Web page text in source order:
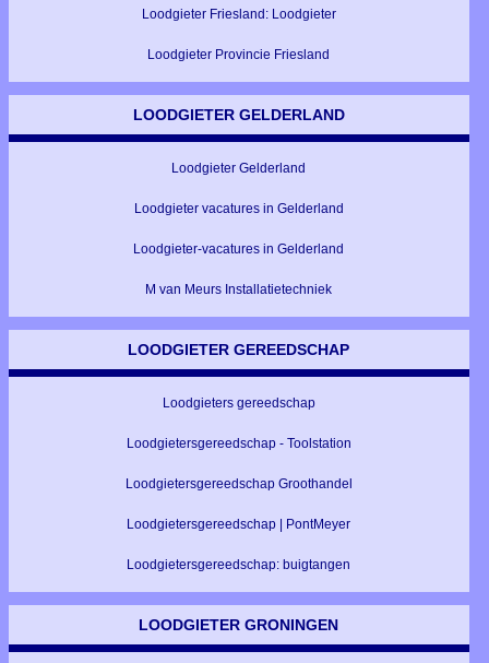
Loodgieter Friesland: Loodgieter
Loodgieter Provincie Friesland
LOODGIETER GELDERLAND
Loodgieter Gelderland
Loodgieter vacatures in Gelderland
Loodgieter-vacatures in Gelderland
M van Meurs Installatietechniek
LOODGIETER GEREEDSCHAP
Loodgieters gereedschap
Loodgietersgereedschap - Toolstation
Loodgietersgereedschap Groothandel
Loodgietersgereedschap | PontMeyer
Loodgietersgereedschap: buigtangen
LOODGIETER GRONINGEN